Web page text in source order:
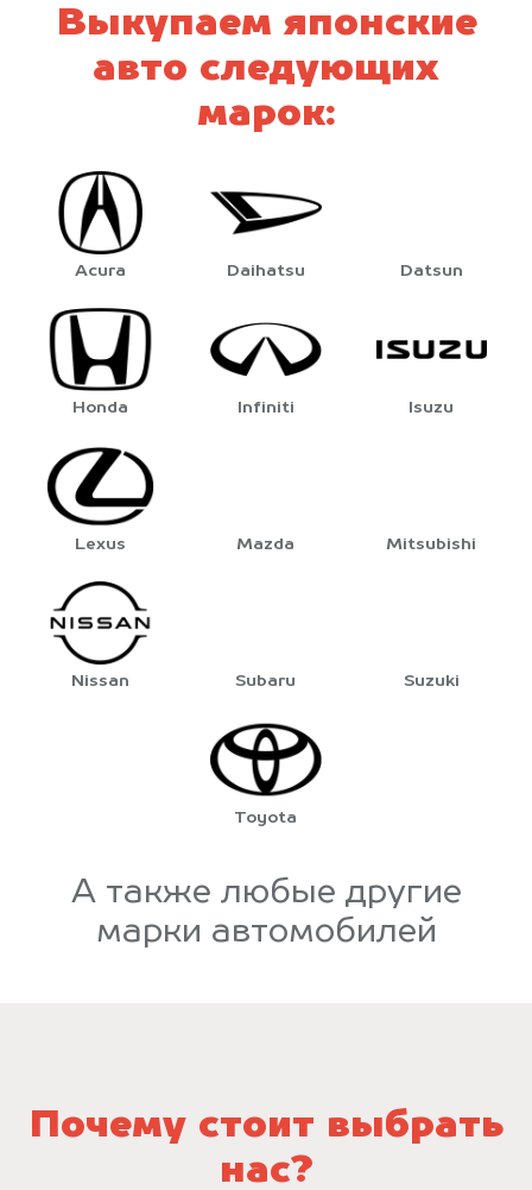
Выкупаем японские
авто следующих
марок:
Acura Daihatsu Datsun
Honda Infiniti Isuzu
Lexus Mazda Mitsubishi
Nissan Subaru Suzuki
Toyota
А также любые другие
марки автомобилей
Почему стоит выбрать
нас?